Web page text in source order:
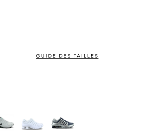
GUIDE DES TAILLES